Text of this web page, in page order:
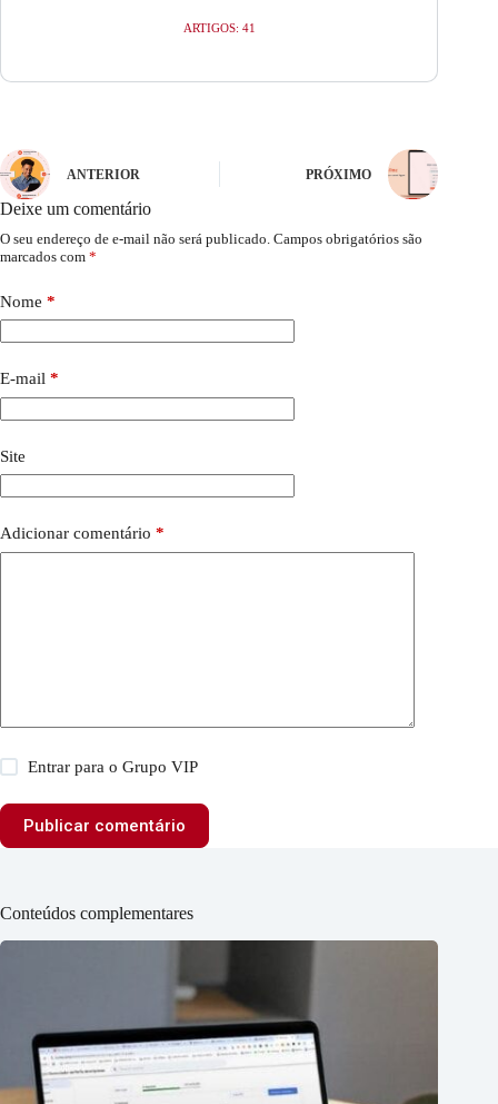
ARTIGOS: 41
ANTERIOR PRÓXIMO
Deixe um comentário
O seu endereço de e-mail não será publicado. Campos obrigatórios são
marcados com *
Nome *
E-mail *
Site
Adicionar comentário *
Entrar para o Grupo VIP
Publicar comentário
Conteúdos complementares